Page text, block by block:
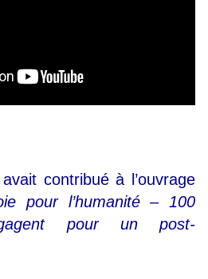
contribué à l’ouvrage
pour l’humanité – 100
pour un post-